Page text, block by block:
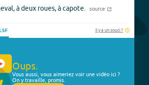
à deux roues, à capote. source
Il y a un souci ?
Oups.
Vous aussi, vous aimeriez voir une vidéo ici ?
On y travaille, promis.